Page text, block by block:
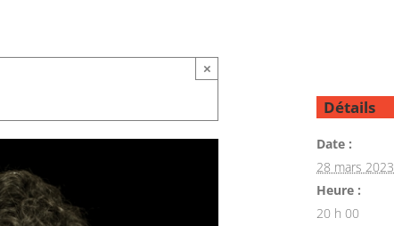
×
Détails
Date :
28 mars 2023
Heure :
20 h 00